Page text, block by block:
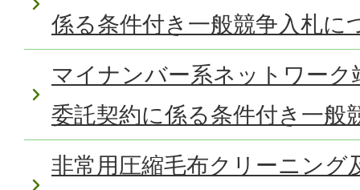
係る条件付き一般競争入札に
マイナンバー系ネットワーク
委託契約に係る条件付き一般
非常用圧縮毛布クリーニング